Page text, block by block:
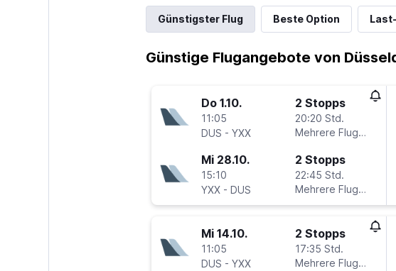
Günstigster Flug Beste Option
Günstige Flugangebote von
Do 1.10.
11:05
DUS - YXX
2 Stopps
20:20 Std.
Mehrere Fluglinien
Mi 28.10.
15:10
YXX- DUS
2 Stopps
22:45 Std.
Mehrere Fluglinien
Mi 14.10.
11:05
DUS - YXX
2 Stopps
17:35 Std.
Mehrere Fluglinien